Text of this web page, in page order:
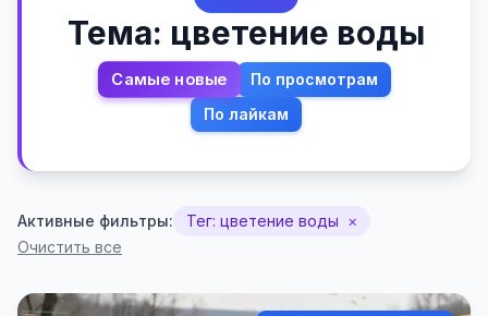
Тема: цветение воды
Самые новые
По просмотрам
По лайкам
Активные фильтры: Тег: цветение воды ×
Очистить все